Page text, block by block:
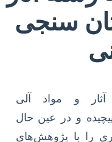
سنجی
آثار و مواد آلی
و در عین حال
را با پژوهش‌های